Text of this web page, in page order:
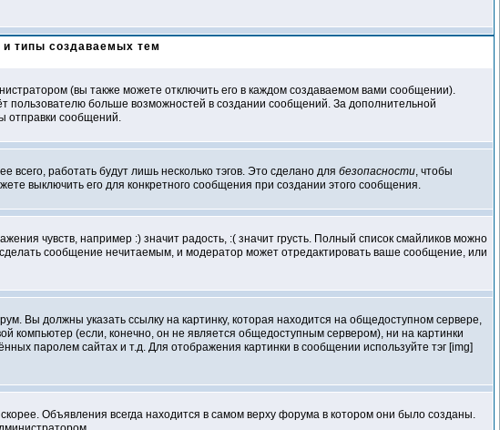
типы создаваемых тем
(вы также можете отключить его в каждом создаваемом вами сообщении).
пользователю больше возможностей в создании сообщений. За дополнительной
отправки сообщений.
всего, работать будут лишь несколько тэгов. Это сделано для безопасности, чтобы
выключить его для конкретного сообщения при создании этого сообщения.
чувств, например :) значит радость, :( значит грусть. Полный список смайликов можно
сообщение нечитаемым, и модератор может отредактировать ваше сообщение, или
Вы должны указать ссылку на картинку, которая находится на общедоступном сервере,
компьютер (если, конечно, он не является общедоступным сервером), ни на картинки
паролем сайтах и т.д. Для отображения картинки в сообщении используйте тэг [img]
Объявления всегда находится в самом верху форума в котором они было созданы.